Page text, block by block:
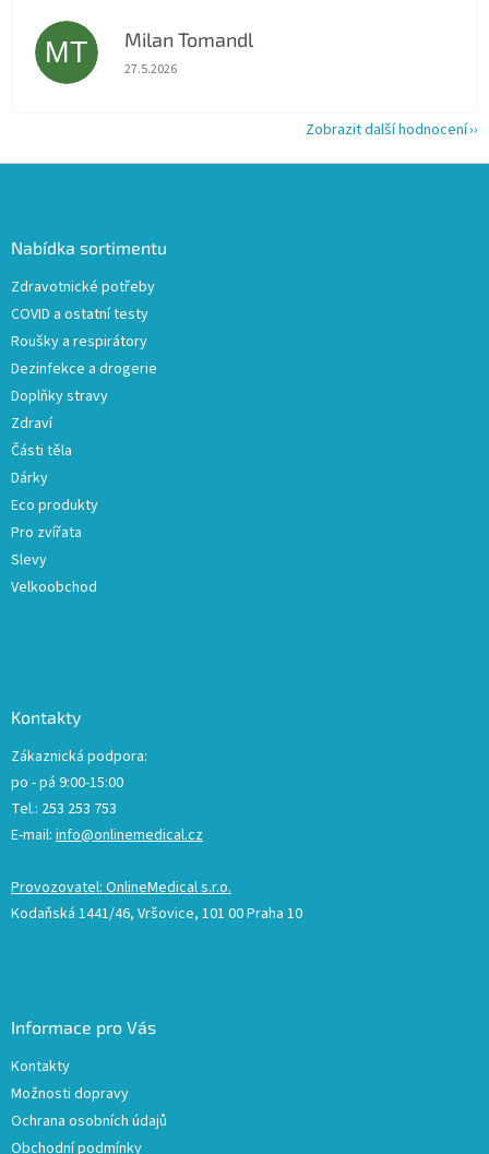
MT Milan Tomandl
Hodnocení obchodu je 5 z 5 hvězdiček.
27.5.2026
Zobrazit další hodnocení
Nabídka sortimentu
Zdravotnické potřeby
COVID a ostatní testy
Roušky a respirátory
Dezinfekce a drogerie
Doplňky stravy
Zdraví
Části těla
Dárky
Eco produkty
Pro zvířata
Slevy
Velkoobchod
Kontakty
Zákaznická podpora:
po - pá 9:00-15:00
Tel.: 253 253 753
E-mail: info@onlinemedical.cz
Provozovatel: OnlineMedical s.r.o.
Kodaňská 1441/46, Vršovice, 101 00 Praha 10
Informace pro Vás
Kontakty
Možnosti dopravy
Ochrana osobních údajů
Obchodní podmínky